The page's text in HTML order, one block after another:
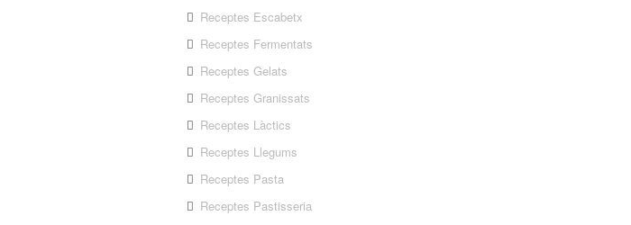
Receptes Escabetx
Receptes Fermentats
Receptes Gelats
Receptes Granissats
Receptes Làctics
Receptes Llegums
Receptes Pasta
Receptes Pastisseria